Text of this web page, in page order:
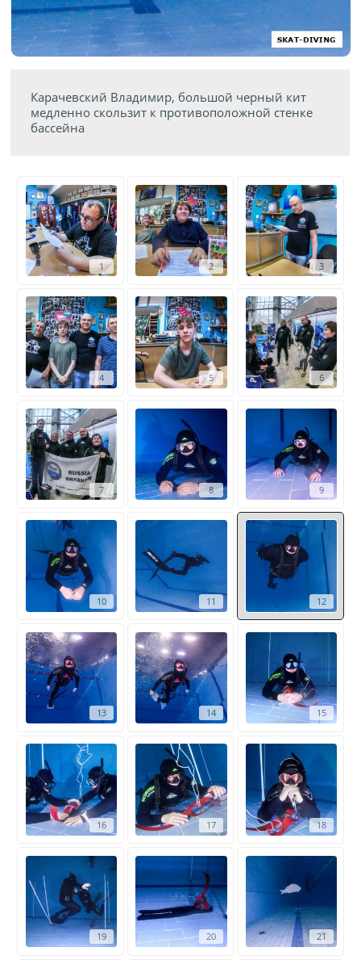
Карачевский Владимир, большой черный кит
медленно скользит к противоположной стенке
бассейна
1 2 3
4 5 6
7 8 9
10 11 12
13 14 15
16 17 18
19 20 21